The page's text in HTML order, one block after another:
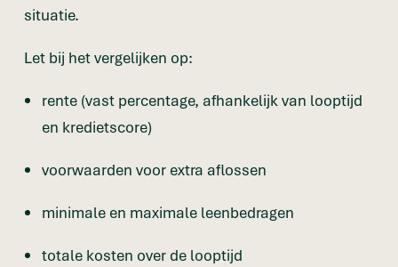
situatie.
Let bij het vergelijken op:
rente (vast percentage, afhankelijk van looptijd
en kredietscore)
voorwaarden voor extra aflossen
minimale en maximale leenbedragen
totale kosten over de looptijd